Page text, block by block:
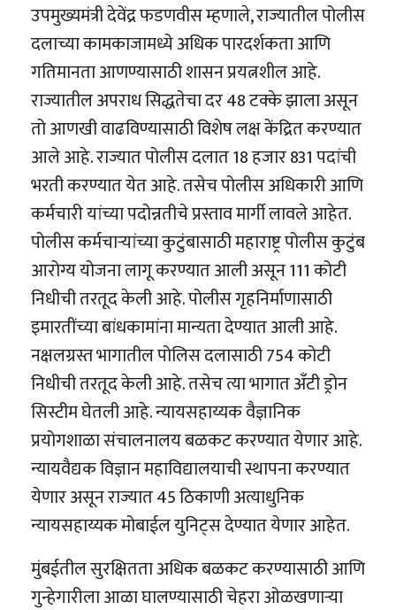
उपमुख्यमंत्री देवेंद्र फडणवीस म्हणाले, राज्यातील पोलीस
दलाच्या कामकाजामध्ये अधिक पारदर्शकता आणि
गतिमानता आणण्यासाठी शासन प्रयत्नशील आहे.
राज्यातील अपराध सिद्धतेचा दर 48 टक्के झाला असून
तो आणखी वाढविण्यासाठी विशेष लक्ष केंद्रित करण्यात
आले आहे. राज्यात पोलीस दलात 18 हजार 831 पदांची
भरती करण्यात येत आहे. तसेच पोलीस अधिकारी आणि
कर्मचारी यांच्या पदोन्नतीचे प्रस्ताव मार्गी लावले आहेत.
पोलीस कर्मचाऱ्यांच्या कुटुंबासाठी महाराष्ट्र पोलीस कुटुंब
आरोग्य योजना लागू करण्यात आली असून 111 कोटी
निधीची तरतूद केली आहे. पोलीस गृहनिर्माणासाठी
इमारतींच्या बांधकामांना मान्यता देण्यात आली आहे.
नक्षलग्रस्त भागातील पोलिस दलासाठी 754 कोटी
निधीची तरतूद केली आहे. तसेच त्या भागात अँटी ड्रोन
सिस्टीम घेतली आहे. न्यायसहाय्यक वैज्ञानिक
प्रयोगशाळा संचालनालय बळकट करण्यात येणार आहे.
न्यायवैद्यक विज्ञान महाविद्यालयाची स्थापना करण्यात
येणार असून राज्यात 45 ठिकाणी अत्याधुनिक
न्यायसहाय्यक मोबाईल युनिट्स देण्यात येणार आहेत.
मुंबईतील सुरक्षितता अधिक बळकट करण्यासाठी आणि
गुन्हेगारीला आळा घालण्यासाठी चेहरा ओळखणाऱ्या